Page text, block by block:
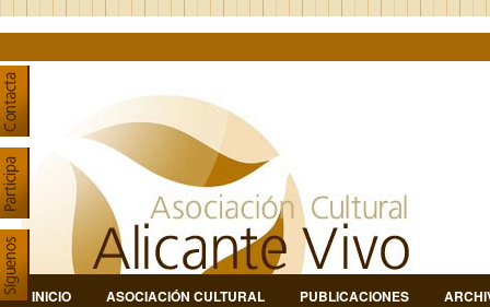
INICIO ASOCIACIÓN CULTURAL PUBLICACIONES